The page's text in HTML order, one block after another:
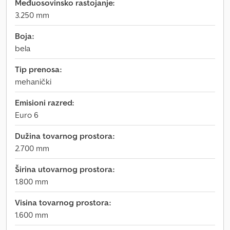
Međuosovinsko rastojanje:
3.250 mm
Boja:
bela
Tip prenosa:
mehanički
Emisioni razred:
Euro 6
Dužina tovarnog prostora:
2.700 mm
Širina utovarnog prostora:
1.800 mm
Visina tovarnog prostora:
1.600 mm